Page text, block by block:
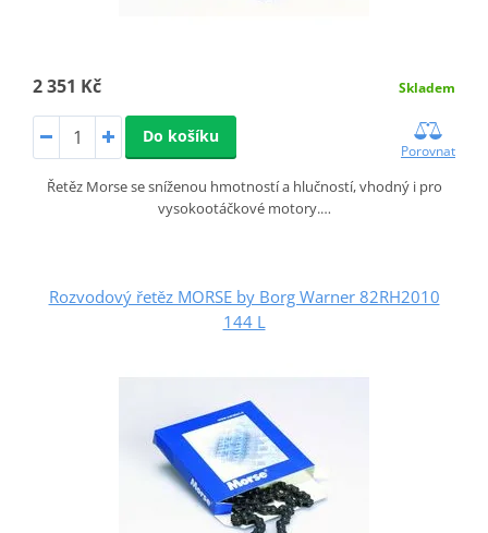
2 351 Kč Skladem
Do košíku
Porovnat
Řetěz Morse se sníženou hmotností a hlučností, vhodný i pro
vysokootáčkové motory.…
Rozvodový řetěz MORSE by Borg Warner 82RH2010
144 L